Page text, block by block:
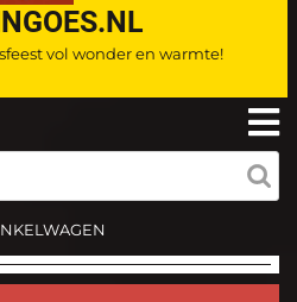
vol wonder en warmte!